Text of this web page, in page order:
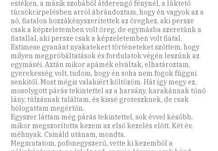
estéken, a másik szobából átderengő fénynél, a lüktető
tücsökcirpelésben arról ábrándoztam, hogy én vagyok az a
nő, fiatalon hozzákényszerítettek az öreghez, aki persze
csak a képzeletemben volt öreg, de egymásba szeretünk a
fiatallal, aki persze csak a képzeletemben volt fiatal.
Estimese gyanánt nyakatekert történeteket szőttem, hogy
milyen megpróbáltatások és fordulatok végén leszünk az
egymáséi. Aztán mikor apámék elváltak, elhatároztam,
gyerekesség volt, tudom, hogy én soha nem fogok függni
senkitől. Most mégis valakiért költözöm. Hát így megy ez,
mosolygott párás tekintettel az a harsány, karakánnak tűnő
lány, túlzásnak találtam, és kissé groteszknek, de csak
bólogattam megértőn.
Egyszer láttam még párás tekintettel, sok évvel később,
mikor megszorította kezem az első kezelés előtt. Két év,
méhnyak. Csináld utánam, mondta.
Megmutatom, pofonegyszerű, vette ki kezemből a